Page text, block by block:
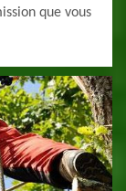
que vous